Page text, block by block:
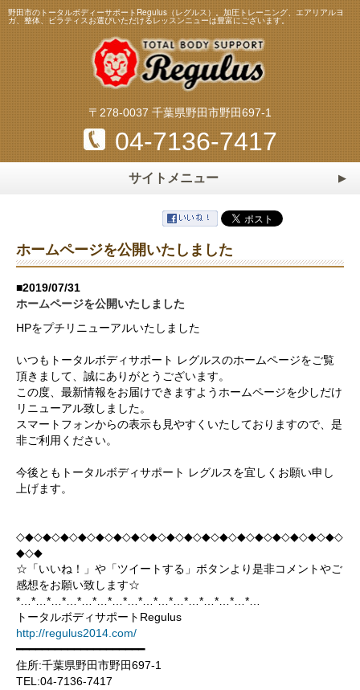
野田市のトータルボディーサポートRegulus（レグルス）。加圧トレーニング、エアリアルヨ
ガ、整体、ピラティスお選びいただけるレッスンニューは豊富にございます。
〒278-0037 千葉県野田市野田697-1
04-7136-7417
サイトメニュー
トレーニング・レッスンメニュー
エアリアルヨガ
パーソナルトレーニング
整体・リフレクソロジー マタニティ＆ベビーヨガ
親子・子供運動教室 シミュレーションゴルフ
ダンスエクササイズ
料金表
よくある質問
店舗紹介
お問い合わせ
スケジュール
ホームページを公開いたしました
■2019/07/31
ホームページを公開いたしました
HPをプチリニューアルいたしました
いつもトータルボディサポート レグルスのホームページをご覧
頂きまして、誠にありがとうございます。
この度、最新情報をお届けできますようホームページを少しだけ
リニューアル致しました。
スマートフォンからの表示も見やすくいたしておりますので、是
非ご利用ください。
今後ともトータルボディサポート レグルスを宜しくお願い申し
上げます。
◇◆◇◆◇◆◇◆◇◆◇◆◇◆◇◆◇◆◇◆◇◆◇◆◇◆◇◆◇◆◇◆◇◆◇◆◇
◆◇◆
☆「いいね！」や「ツイートする」ボタンより是非コメントやご
感想をお願い致します☆
*…*…*…*…*…*…*…*…*…*…*…*…*…*…*…*…
トータルボディサポートRegulus
http://regulus2014.com/
━━━━━━━━━━━━━━━━━━━━
住所:千葉県野田市野田697-1
TEL:04-7136-7417